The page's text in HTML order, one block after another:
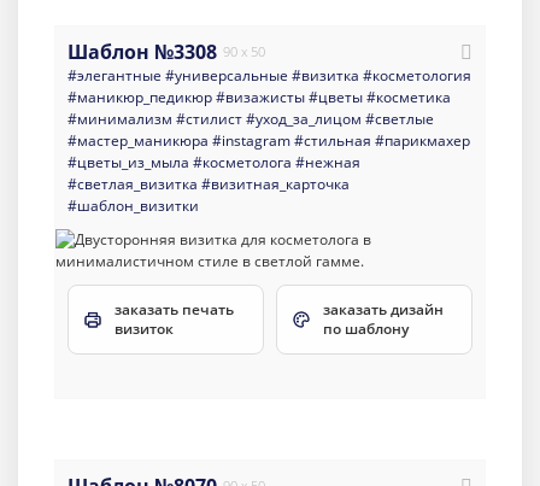
Шаблон №3308 90 x 50
#элегантные #универсальные #визитка #косметология
#маникюр_педикюр#визажисты#цветы#косметика
#минимализм #стилист#уход_за_лицом #светлые
#мастер_маникюра #instagram#стильная #парикмахер
#цветы_из_мыла #косметолога #нежная
#светлая_визитка #визитная_карточка
#шаблон_визитки
заказать печать
визиток
заказать дизайн
по шаблону